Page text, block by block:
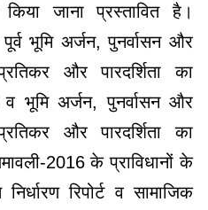
जाना प्रस्तावित है।
भूमि अर्जन, पुनर्वासन और
और पारदर्शिता का
भूमि अर्जन, पुनर्वासन और
और पारदर्शिता का
2016 के प्राविधानों के
रिपोर्ट व सामाजिक